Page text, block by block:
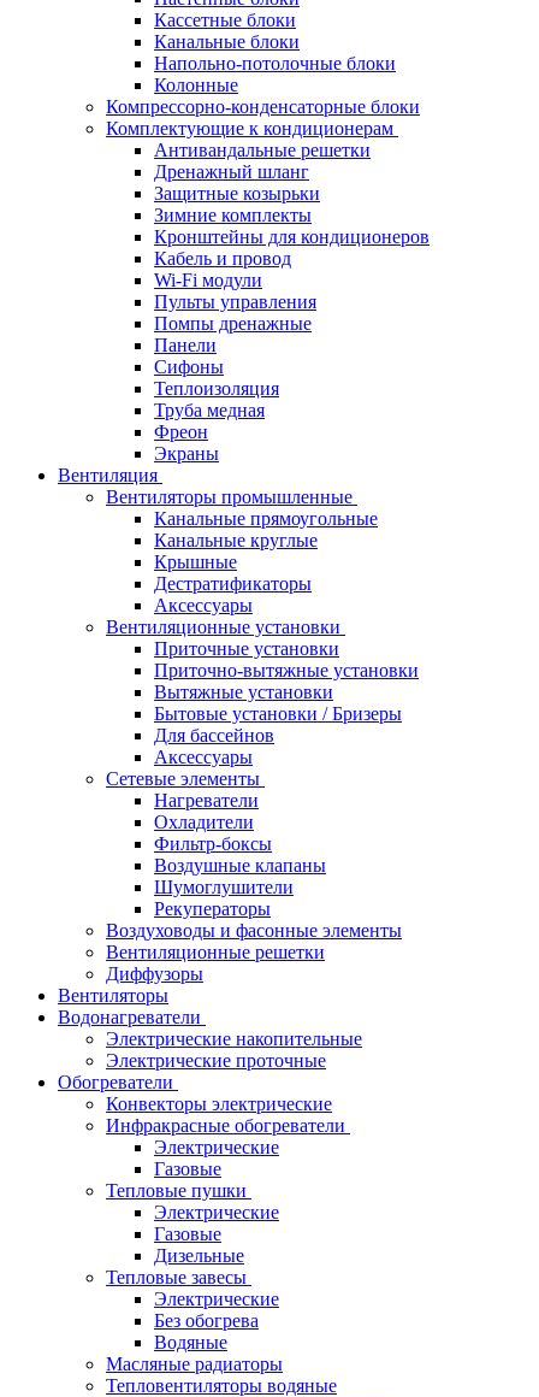
Кассетные блоки
Канальные блоки
Напольно-потолочные блоки
Колонные
Компрессорно-конденсаторные блоки
Комплектующие к кондиционерам
Антивандальные решетки
Дренажный шланг
Защитные козырьки
Зимние комплекты
Кронштейны для кондиционеров
Кабель и провод
Wi-Fi модули
Пульты управления
Помпы дренажные
Панели
Сифоны
Теплоизоляция
Труба медная
Фреон
Экраны
Вентиляция
Вентиляторы промышленные
Канальные прямоугольные
Канальные круглые
Крышные
Дестратификаторы
Аксессуары
Вентиляционные установки
Приточные установки
Приточно-вытяжные установки
Вытяжные установки
Бытовые установки / Бризеры
Для бассейнов
Аксессуары
Сетевые элементы
Нагреватели
Охладители
Фильтр-боксы
Воздушные клапаны
Шумоглушители
Рекуператоры
Воздуховоды и фасонные элементы
Вентиляционные решетки
Диффузоры
Вентиляторы
Водонагреватели
Электрические накопительные
Электрические проточные
Обогреватели
Конвекторы электрические
Инфракрасные обогреватели
Электрические
Газовые
Тепловые пушки
Электрические
Газовые
Дизельные
Тепловые завесы
Электрические
Без обогрева
Водяные
Масляные радиаторы
Тепловентиляторы водяные